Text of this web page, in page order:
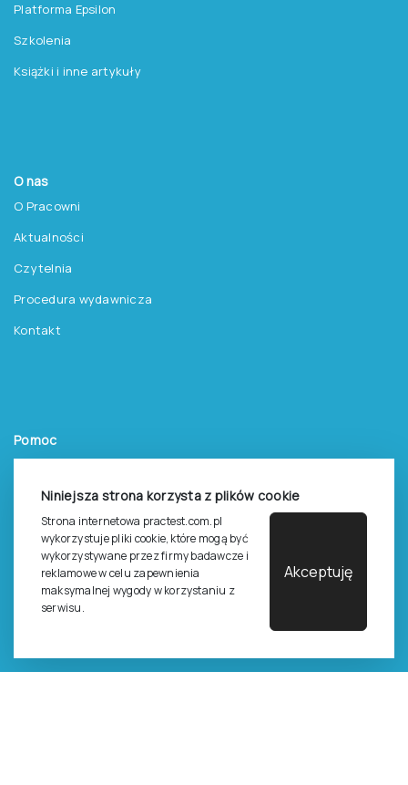
Niniejsza strona korzysta z plików cookie
Strona internetowa practest.com.pl
wykorzystuje pliki cookie, które mogą być
wykorzystywane przez firmy badawcze i
reklamowe w celu zapewnienia
maksymalnej wygody w korzystaniu z
serwisu.
Akceptuję
Platforma Epsilon
Szkolenia
Książki i inne artykuły
O nas
O Pracowni
Aktualności
Czytelnia
Procedura wydawnicza
Kontakt
Pomoc
Zasady sprzedaży testów i książek
Zasady sprzedaży e-testów
Cennik i katalog
Zasady zapisów na szkolenia